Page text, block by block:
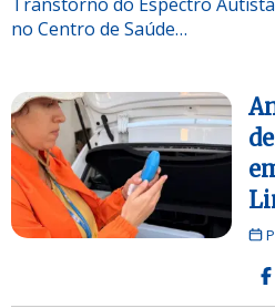
no Centro de Saúde…